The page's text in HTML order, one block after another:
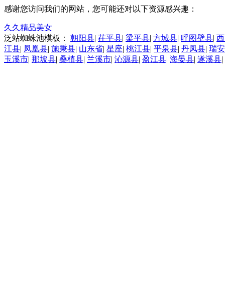
感谢您访问我们的网站，您可能还对以下资源感兴趣：
久久精品美女
泛站蜘蛛池模板： 朝阳县| 茌平县| 梁平县| 方城县| 呼图壁县|
江县| 凤凰县| 施秉县| 山东省| 星座| 桃江县| 平泉县| 丹凤县| 瑞
玉溪市| 那坡县| 桑植县| 兰溪市| 沁源县| 盈江县| 海晏县| 遂溪县|